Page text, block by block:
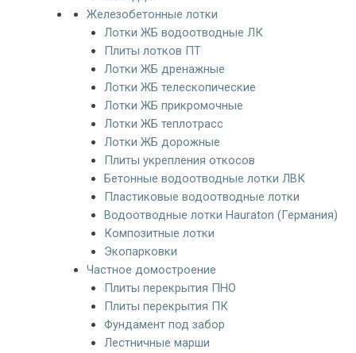
Железобетонные лотки
Лотки ЖБ водоотводные ЛК
Плиты лотков ПТ
Лотки ЖБ дренажные
Лотки ЖБ телескопические
Лотки ЖБ прикромочные
Лотки ЖБ теплотрасс
Лотки ЖБ дорожные
Плиты укрепления откосов
Бетонные водоотводные лотки ЛВК
Пластиковые водоотводные лотки
Водоотводные лотки Hauraton (Германия)
Композитные лотки
Экопарковки
Частное домостроение
Плиты перекрытия ПНО
Плиты перекрытия ПК
Фундамент под забор
Лестничные марши